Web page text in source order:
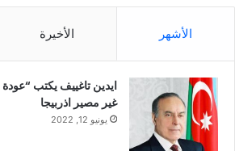
الأشهر الأخيرة
ايدين تاغييف يكتب
غير مصير اذربيجا
يونيو 12, 2022